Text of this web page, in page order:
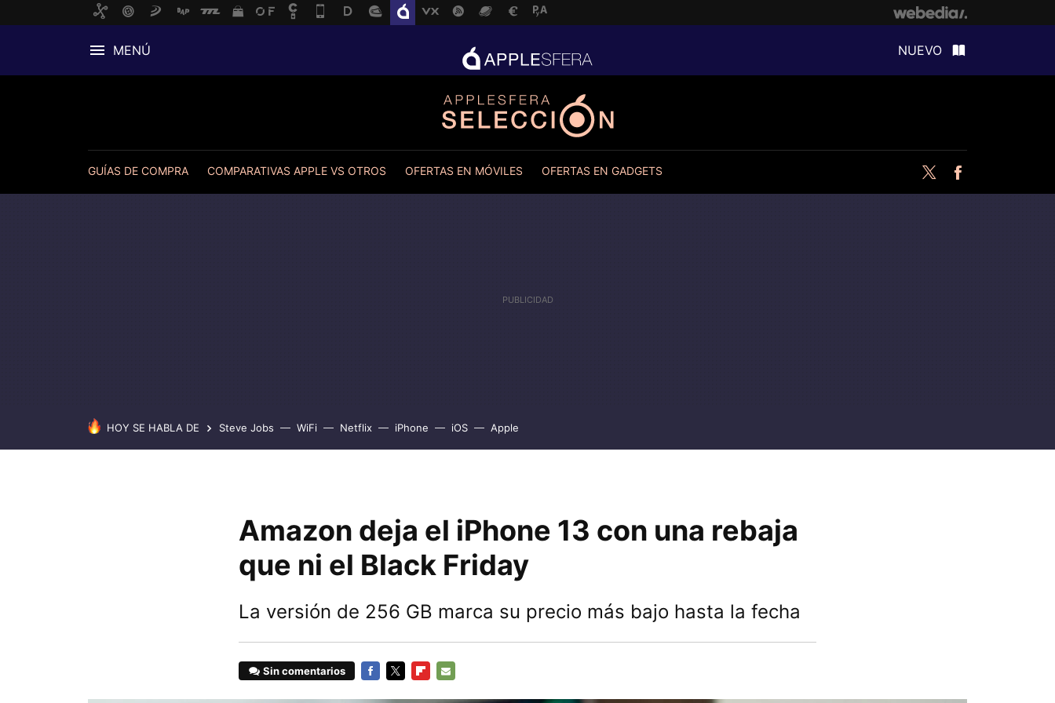
MENÚ NUEVO
GUÍAS DE COMPRA COMPARATIVAS APPLE VS OTROS OFERTAS EN MÓVILES OFERTAS EN GADGETS Twitter
HOY SE HABLA DE Steve Jobs WiFi Netflix iPhone iOS Apple
Amazon deja el iPhone 13 con una rebaja
que ni el Black Friday
La versión de 256 GB marca su precio más bajo hasta la fecha
Sin comentarios